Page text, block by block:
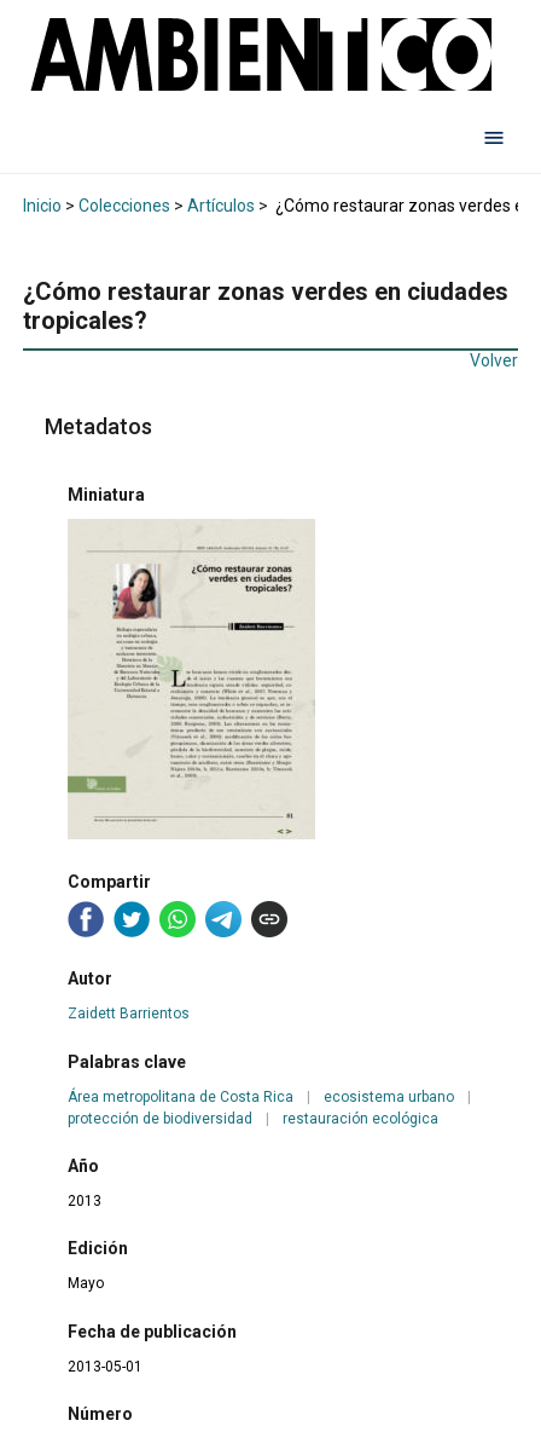
Inicio > Colecciones > Artículos > ¿Cómo restaurar zonas verdes en
¿Cómo restaurar zonas verdes en ciudades
tropicales?
Volver
Metadatos
Miniatura
Compartir
Autor
Zaidett Barrientos
Palabras clave
Área metropolitana de Costa Rica | ecosistema urbano
|
protección de biodiversidad
| restauración ecológica
Año
2013
Edición
Mayo
Fecha de publicación
2013-05-01
Número